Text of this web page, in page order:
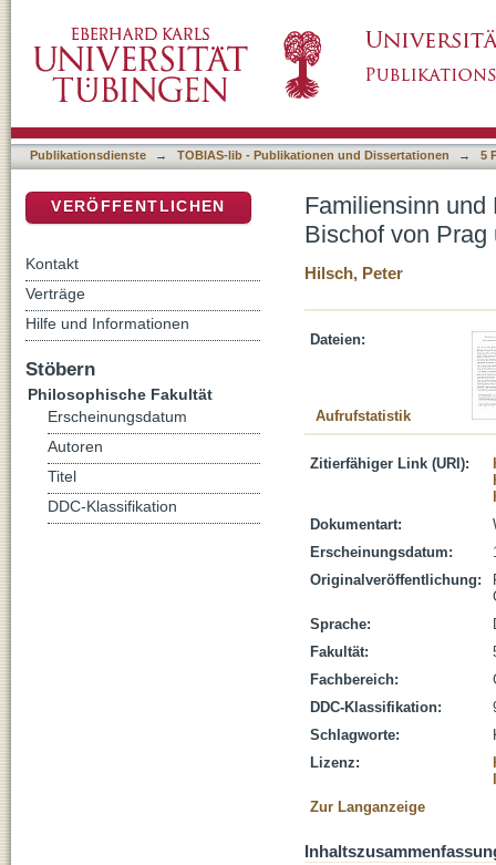
des Königs
Publikationsdienste → TOBIAS-lib - Publikationen und Dissertationen → 5
Familiensinn und
Bischof von
Hilsch, Peter
Dateien:
Aufrufstatistik
Zitierfähiger Link (URI):
Dokumentart:
Erscheinungsdatum:
Originalveröffentlichung:
Sprache:
Fakultät:
Fachbereich:
DDC-Klassifikation:
Schlagworte:
Lizenz:
Zur Langanzeige
VERÖFFENTLICHEN
Kontakt
Verträge
Hilfe und Informationen
Stöbern
Philosophische Fakultät
Erscheinungsdatum
Autoren
Titel
DDC-Klassifikation